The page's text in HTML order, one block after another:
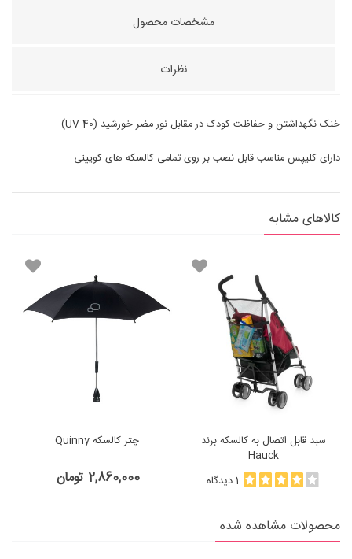
مشخصات محصول
نظرات
خنک نگهداشتن و حفاظت کودک در مقابل نور مضر خورشید (UV 40)
دارای کلیپس مناسب قابل نصب بر روی تمامی کالسکه های کویینی
کالاهای مشابه
سبد قابل اتصال به کالسکه برند
Hauck
1 دیدگاه
چتر کالسکه Quinny
2,860,000 تومان
محصولات مشاهده شده